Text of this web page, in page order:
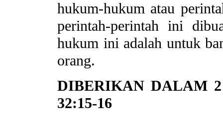
hukum-hukum atau
perintah-perintah ini
hukum ini adalah untuk
orang.
DIBERIKAN DALAM
32:15-16